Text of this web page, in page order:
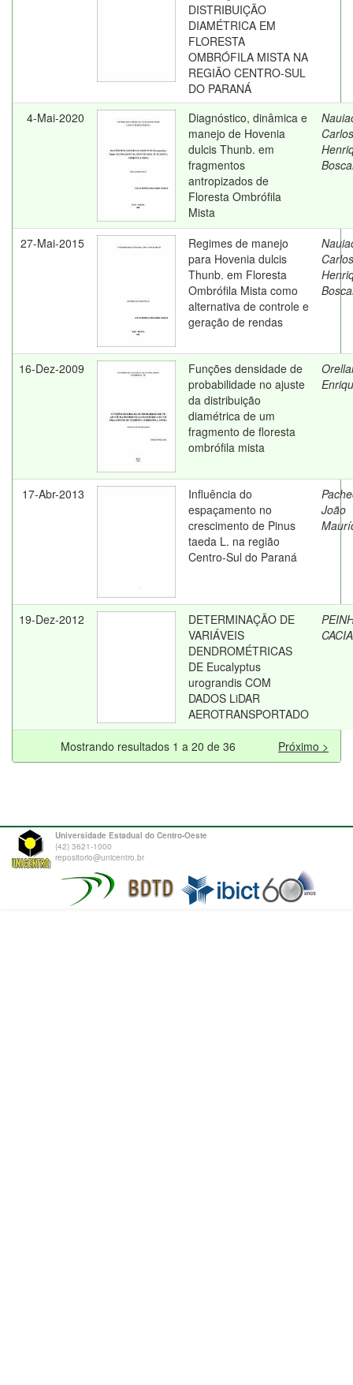
DISTRIBUIÇÃO
DIAMÉTRICA EM
FLORESTA
OMBRÓFILA MISTA NA
REGIÃO CENTRO-SUL
DO PARANÁ
4-Mai-2020
Diagnóstico, dinâmica e
manejo de Hovenia
dulcis Thunb. em
fragmentos
antropizados de
Floresta Ombrófila
Mista
Carlos
27-Mai-2015
Regimes de manejo
para Hovenia dulcis
Thunb. em Floresta
Ombrófila Mista como
alternativa de controle e
geração de rendas
Carlos
16-Dez-2009
Funções densidade de
probabilidade no ajuste
da distribuição
diamétrica de um
fragmento de floresta
ombrófila mista
17-Abr-2013
Influência do
espaçamento no
crescimento de Pinus
taeda L. na região
Centro-Sul do Paraná
João
19-Dez-2012
DETERMINAÇÃO DE
VARIÁVEIS
DENDROMÉTRICAS
DE Eucalyptus
urograndis COM
DADOS LiDAR
AEROTRANSPORTADO
Mostrando resultados 1 a 20 de 36 Próximo >
Universidade Estadual do Centro-Oeste
(42) 3621-1000
repositorio@unicentro.br